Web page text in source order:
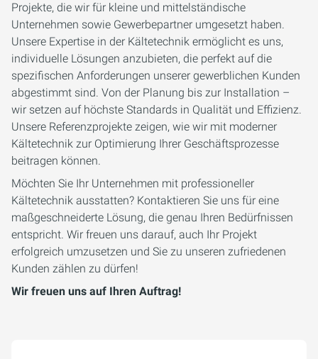
Projekte, die wir für kleine und mittelständische
Unternehmen sowie Gewerbepartner umgesetzt haben.
Unsere Expertise in der Kältetechnik ermöglicht es uns,
individuelle Lösungen anzubieten, die perfekt auf die
spezifischen Anforderungen unserer gewerblichen Kunden
abgestimmt sind. Von der Planung bis zur Installation –
wir setzen auf höchste Standards in Qualität und Effizienz.
Unsere Referenzprojekte zeigen, wie wir mit moderner
Kältetechnik zur Optimierung Ihrer Geschäftsprozesse
beitragen können.
Möchten Sie Ihr Unternehmen mit professioneller
Kältetechnik ausstatten? Kontaktieren Sie uns für eine
maßgeschneiderte Lösung, die genau Ihren Bedürfnissen
entspricht. Wir freuen uns darauf, auch Ihr Projekt
erfolgreich umzusetzen und Sie zu unseren zufriedenen
Kunden zählen zu dürfen!
Wir freuen uns auf Ihren Auftrag!